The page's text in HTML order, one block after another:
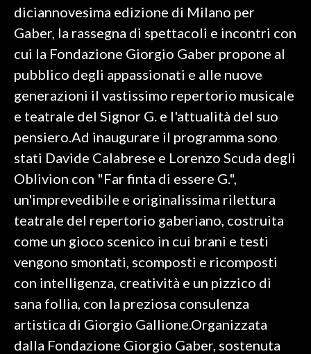
BASKET
VOLLEY
MOTORI
TENNIS
ALTRI SPORT
SPETTACOLI
GOSSIP
SALUTE
SARDEGNA TURISMO
diciannovesima edizione di Milano per
Gaber, la rassegna di spettacoli e incontri con
cui la Fondazione Giorgio Gaber propone al
pubblico degli appassionati e alle nuove
generazioni il vastissimo repertorio musicale
e teatrale del Signor G. e l'attualità del suo
pensiero.Ad inaugurare il programma sono
stati Davide Calabrese e Lorenzo Scuda degli
Oblivion con "Far finta di essere G.",
un'imprevedibile e originalissima rilettura
teatrale del repertorio gaberiano, costruita
come un gioco scenico in cui brani e testi
vengono smontati, scomposti e ricomposti
con intelligenza, creatività e un pizzico di
sana follia, con la preziosa consulenza
artistica di Giorgio Gallione.Organizzata
dalla Fondazione Giorgio Gaber, sostenuta